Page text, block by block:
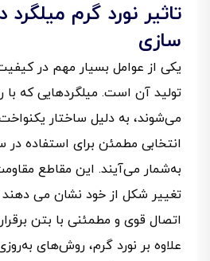
تاثیر نورد گرم
سازی
یکی از عوامل بسیار مهم در
تولید آن است. میلگردهایی که با
می‌شوند، به دلیل ساختار
انتخابی مطمئن برای استفاده در
به‌شمار می‌آیند. این مقاطع
تغییر شکل از خود نشان می دهند
اتصال قوی و مطمئنی با بتن
علاوه بر نورد گرم، روش‌های